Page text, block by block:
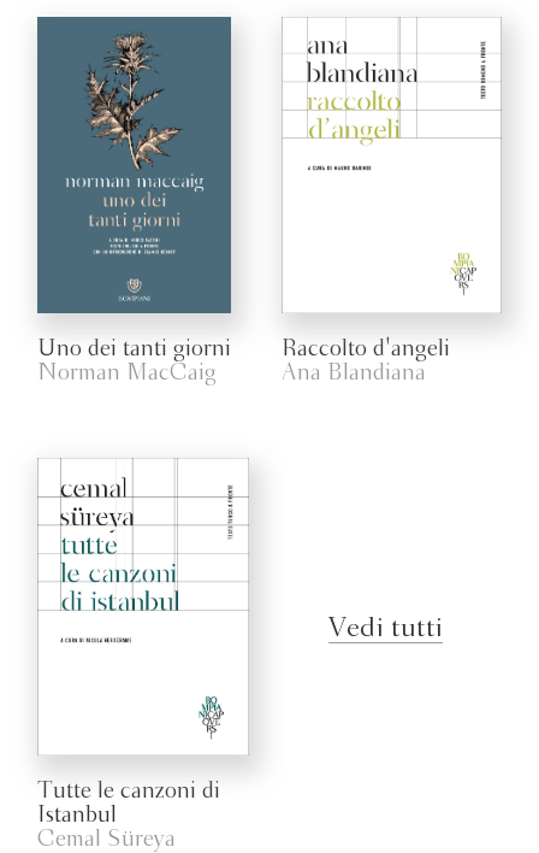
Uno dei tanti giorni
Norman MacCaig
Raccolto d'angeli
Ana Blandiana
Tutte le canzoni di
Istanbul
Cemal Süreya
Vedi tutti